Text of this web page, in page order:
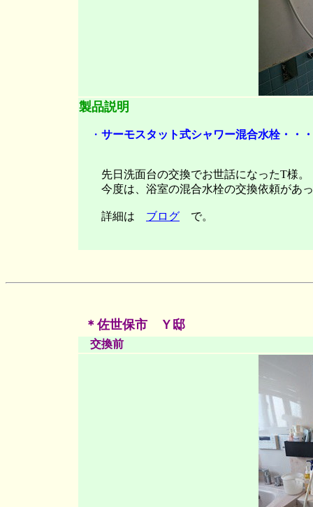
製品説明
・ サーモスタット式シャワー混合水栓・・
先日洗面台の交換でお世話になったT様。
今度は、浴室の混合水栓の交換依頼があ
詳細は ブログ で。
＊佐世保市 Ｙ邸
交換前